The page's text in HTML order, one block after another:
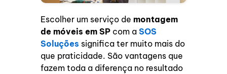
Escolher um serviço de montagem
de móveis em SP com aSOS
Soluções significa ter muito mais do
que praticidade. São vantagens que
fazem toda a diferença no resultado